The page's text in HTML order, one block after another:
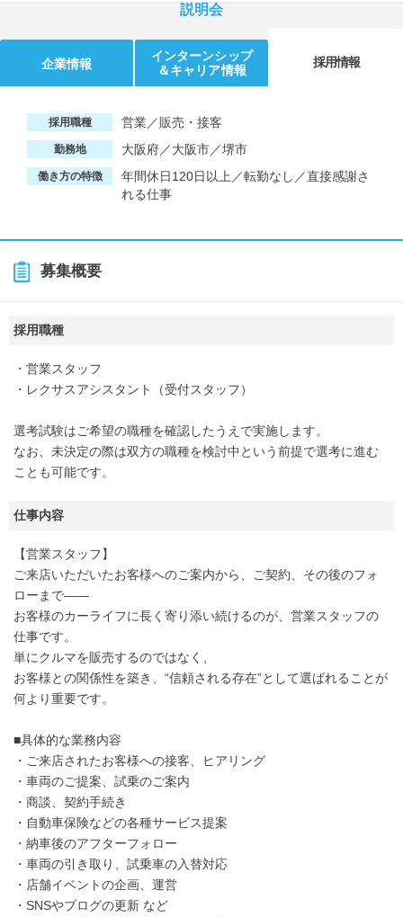
説明会
企業情報
インターンシップ
＆キャリア情報
採用情報
採用職種 営業／販売・接客
勤務地 大阪府／大阪市／堺市
働き方の特徴
年間休日120日以上／転勤なし／直接感謝さ
れる仕事
募集概要
採用職種
・営業スタッフ
・レクサスアシスタント（受付スタッフ）
選考試験はご希望の職種を確認したうえで実施します。
なお、未決定の際は双方の職種を検討中という前提で選考に進む
ことも可能です。
仕事内容
【営業スタッフ】
ご来店いただいたお客様へのご案内から、ご契約、その後のフォ
ローまで――
お客様のカーライフに長く寄り添い続けるのが、営業スタッフの
仕事です。
単にクルマを販売するのではなく、
お客様との関係性を築き、“信頼される存在”として選ばれることが
何より重要です。
■具体的な業務内容
・ご来店されたお客様への接客、ヒアリング
・車両のご提案、試乗のご案内
・商談、契約手続き
・自動車保険などの各種サービス提案
・納車後のアフターフォロー
・車両の引き取り、試乗車の入替対応
・店舗イベントの企画、運営
・SNSやブログの更新 など